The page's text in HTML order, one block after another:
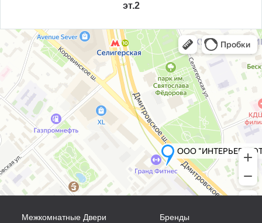
эт.2
Межкомнатные Двери
Бренды